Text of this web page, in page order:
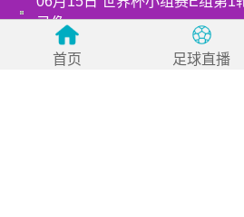
录像
06月14日 世界杯小组赛C组第1
首页 足球直播